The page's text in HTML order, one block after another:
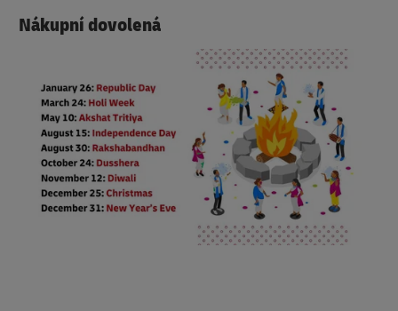
Nákupní dovolená